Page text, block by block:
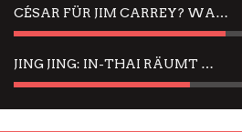
CÉSAR FÜR JIM CARREY? WARUM DAS EINER DER NERVIGSTEN ACTORS IST UND BLEIBT
JING JING: IN-THAI RÄUMT WIEDER TITEL AB – EIN ZWEI-STUNDEN-ERLEBNISBERICHT